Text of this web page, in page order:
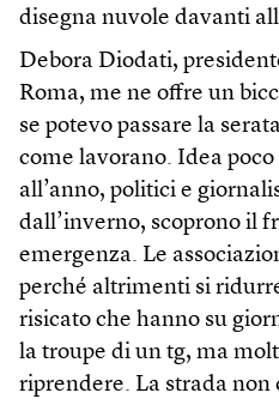
disegna nuvole davanti
Debora Diodati,
Roma, me ne offre un
se potevo passare la
come lavorano. Idea
all’anno, politici e
dall’inverno, scoprono il
emergenza. Le
perché altrimenti si
risicato che hanno su
la troupe di un tg, ma
riprendere. La strada non